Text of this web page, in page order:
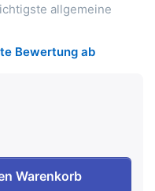
allgemeine
Bewertung ab
Warenkorb